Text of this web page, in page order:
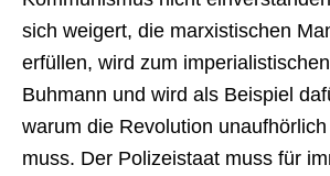
sich weigert, die marxistischen
erfüllen, wird zum
Buhmann und wird als Beispiel
warum die Revolution
muss. Der Polizeistaat muss für